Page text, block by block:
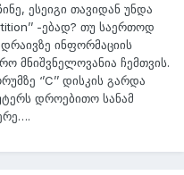
ესეიგი თავიდან უნდა
-ებად? თუ საერთოდ
ინფორმაციის
მნიშვნელოვანია ჩემთვის.
‘’C’’ დისკის გარდა
დროებითო სანამ